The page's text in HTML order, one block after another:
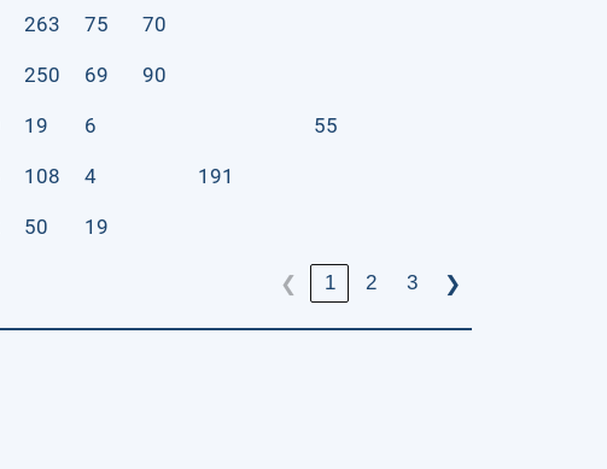
263 75 70
250 69 90
19 6 55
108 4 191
50 19
❮ 1 2 3 ❯